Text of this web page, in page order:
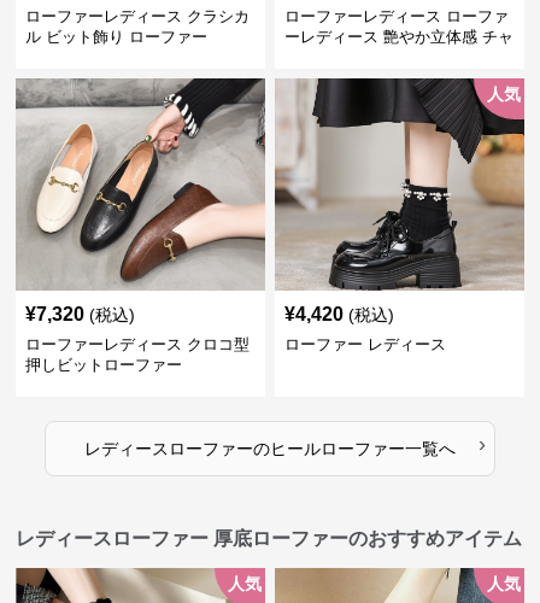
ローファーレディース クラシカ
ル ビット飾り ローファー
ローファーレディース ローファ
ーレディース 艶やか立体感 チャ
¥7,320 (税込)
ローファーレディース クロコ型
押しビットローファー
人気
¥4,420 (税込)
ローファー レディース
レディースローファーのヒールローファー一覧へ ›
レディースローファー 厚底ローファーのおすすめアイテム
人気 人気